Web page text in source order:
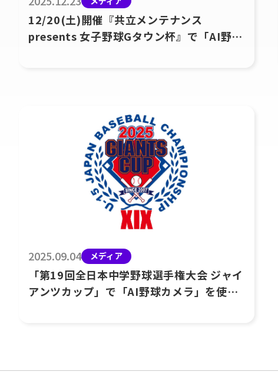
12/20(土)開催『共立メンテナンス
presents 女子野球Gタウン杯』で「AI野球
2025.09.04 メディア
「第19回全日本中学野球選手権大会 ジャイ
アンツカップ」で「AI野球カメラ」を使っ